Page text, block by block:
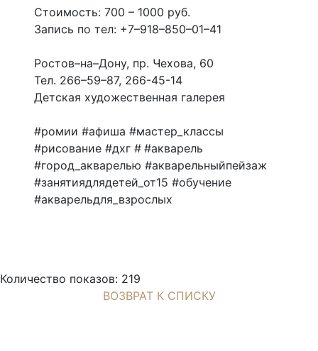
Стоимость: 700 – 1000 руб.
Запись по тел: +7–918–850–01–41
Ростов–на–Дону, пр. Чехова, 60
Тел. 266–59–87, 266-45-14
Детская художественная галерея
#ромии #афиша #мастер_классы
#рисование #дхг # #акварель
#город_акварелью #акварельныйпейзаж
#занятиядлядетей_от15 #обучение
#акварельдля_взрослых
Количество показов: 219
ВОЗВРАТ К СПИСКУ